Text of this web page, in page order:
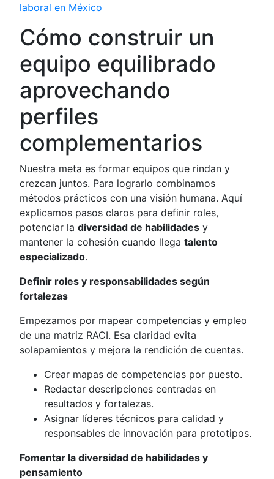
laboral en México
Cómo construir un
equipo equilibrado
aprovechando
perfiles
complementarios
Nuestra meta es formar equipos que rindan y
crezcan juntos. Para lograrlo combinamos
métodos prácticos con una visión humana. Aquí
explicamos pasos claros para definir roles,
potenciar ladiversidad de habilidades y
mantener la cohesión cuando llegatalento
especializado.
Definir roles y responsabilidades según
fortalezas
Empezamos por mapear competencias y empleo
de una matriz RACI. Esa claridad evita
solapamientos y mejora la rendición de cuentas.
Crear mapas de competencias por puesto.
Redactar descripciones centradas en
resultados y fortalezas.
Asignar líderes técnicos para calidad y
responsables de innovación para prototipos.
Fomentar la diversidad de habilidades y
pensamiento